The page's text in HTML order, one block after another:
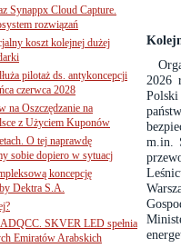
2026
m.in.
Synappx Cloud Capture.
rozwiązań
koszt kolejnej dużej
pilotaż ds. antykoncepcji
czerwca 2028
na Oszczędzanie na
z Użyciem Kuponów
O tej naprawdę
sobie dopiero w sytuacj
koncepcję
Dektra S.A.
SKVER LED spełnia
Emiratów Arabskich